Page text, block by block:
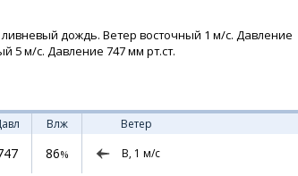
дождь. Ветер восточный 1 м/с. Давление
5 м/с. Давление 747 мм рт.ст.
Влж
Ветер
86% В, 1 м/с